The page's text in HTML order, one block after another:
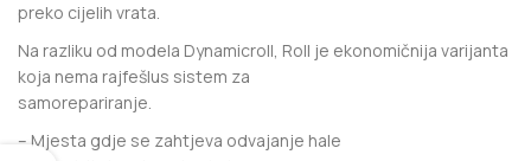
preko cijelih vrata.
Na razliku od modela Dynamicroll, Roll je ekonomičnija varijanta
koja nema rajfešlus sistem za
samorepariranje.
– Mjesta gdje se zahtjeva odvajanje hale